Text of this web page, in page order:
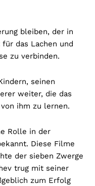
bleiben, der in
das Lachen und
zu verbinden.
seinen
weiter, die das
ihm zu lernen.
Rolle in der
Diese Filme
der sieben Zwerge
trug mit seiner
zum Erfolg